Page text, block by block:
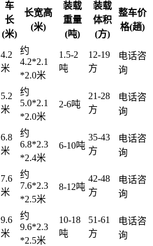
车
长
(米)
长宽高
(米)
装载
重量
(吨)
装载
体积
(方)
整车价
格(趟)
4.2
米
约
4.2*2.1
*2.0米
1.5-2
吨
12-19
方
电话咨
询
5.2
米
约
5.0*2.1
*2.0米
2-6吨
21-28
方
电话咨
询
6.8
米
约
6.8*2.3
*2.4米
6-10吨
35-43
方
电话咨
询
7.6
米
约
7.6*2.3
*2.5米
8-12吨
42-48
方
电话咨
询
9.6
米
约
9.6*2.3
*2.5米
10-18
吨
51-61
方
电话咨
询